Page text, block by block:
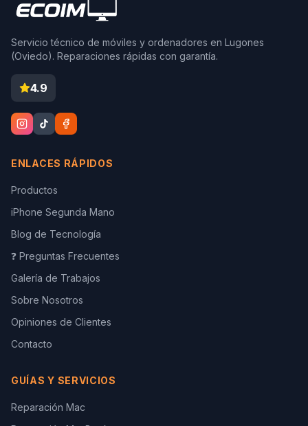
Servicio técnico de móviles y ordenadores en Lugones
(Oviedo). Reparaciones rápidas con garantía.
4.9
ENLACES RÁPIDOS
Productos
iPhone Segunda Mano
Blog de Tecnología
❓ Preguntas Frecuentes
Galería de Trabajos
Sobre Nosotros
Opiniones de Clientes
Contacto
GUÍAS Y SERVICIOS
Reparación Mac